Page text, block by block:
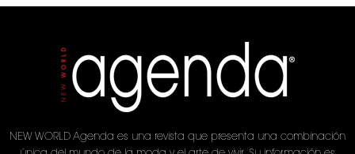
NEW WORLD Agenda es una revista que presenta una combinación